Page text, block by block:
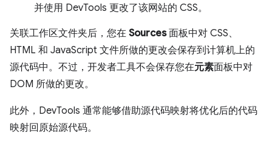
并使用 DevTools 更改了该网站的 CSS。
关联工作区文件夹后，您在 Sources面板中对 CSS、
HTML 和 JavaScript 文件所做的更改会保存到计算机上的
源代码中。不过，开发者工具不会保存您在元素面板中对
DOM 所做的更改。
此外，DevTools 通常能够借助源代码映射将优化后的代码
映射回原始源代码。